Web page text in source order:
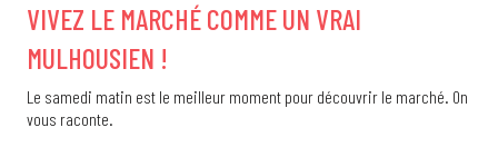
VIVEZ LE MARCHÉ COMME UN VRAI
MULHOUSIEN !
Le samedi matin est le meilleur moment pour découvrir le marché. On
vous raconte.